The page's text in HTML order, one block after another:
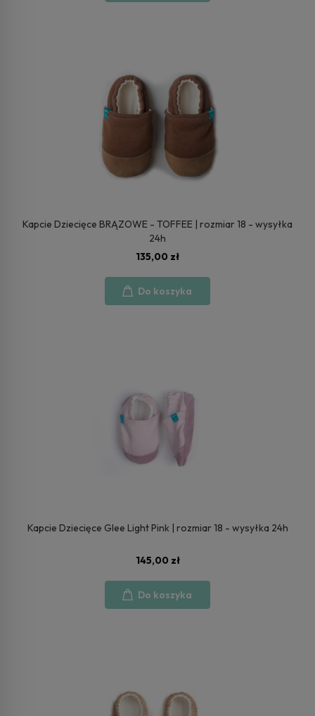
Kapcie Dziecięce BRĄZOWE - TOFFEE | rozmiar 18 - wysyłka
24h
135,00 zł
Do koszyka
Kapcie Dziecięce Glee Light Pink | rozmiar 18 - wysyłka 24h
145,00 zł
Do koszyka